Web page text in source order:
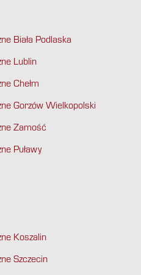
Biała Podlaska
Lublin
Chełm
Gorzów Wielkopolski
Zamość
Puławy
Koszalin
Szczecin